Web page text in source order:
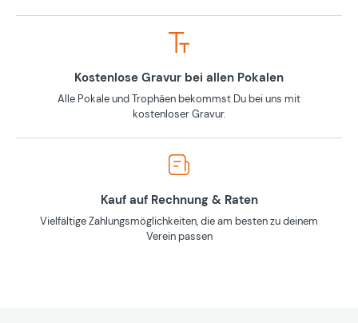
Kostenlose Gravur bei allen Pokalen
Alle Pokale und Trophäen bekommst Du bei uns mit
kostenloser Gravur.
Kauf auf Rechnung & Raten
Vielfältige Zahlungsmöglichkeiten, die am besten zu deinem
Verein passen